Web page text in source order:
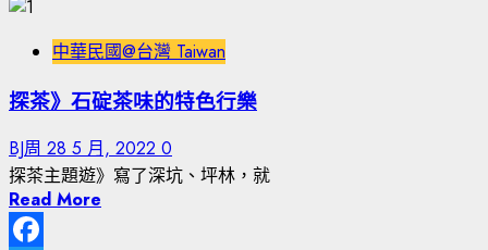
中華民國@台灣 Taiwan
探茶》石碇茶味的特色行樂
BJ周 28 5 月, 2022 0
探茶主題遊》寫了深坑、坪林，就
Read More